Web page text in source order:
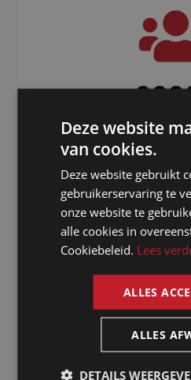
Freelancers
wereld
Deze website
van cookies.
Deze website gebruikt
gebruikerservaring te
onze website te
alle cookies in
Cookiebeleid. Lees
ALLES
ALLES
DETAILS